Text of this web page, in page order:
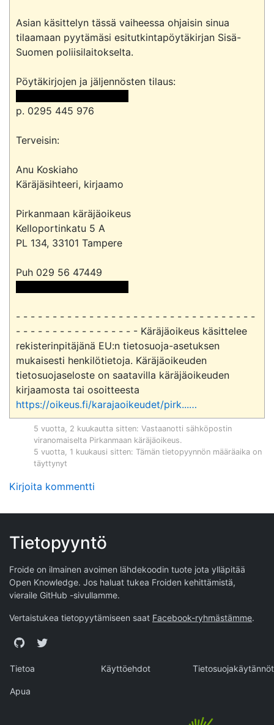
Asian käsittelyn tässä vaiheessa ohjaisin sinua
tilaamaan pyytämäsi esitutkintapöytäkirjan Sisä-
Suomen poliisilaitokselta.
p. 0295 445 976
Terveisin:
Anu Koskiaho
Käräjäsihteeri, kirjaamo
Pirkanmaan käräjäoikeus
Kelloportinkatu 5 A
PL 134, 33101 Tampere
- - - - - - - - - - - - - - - - - - - - - - - - - - - - - - - - -
- - - - - - - - - - - - - - - - - Käräjäoikeus käsittelee
rekisterinpitäjänä EU:n tietosuoja-asetuksen
mukaisesti henkilötietoja. Käräjäoikeuden
tietosuojaseloste on saatavilla käräjäoikeuden
https://oikeus.fi/karajaoikeudet/pirk...…
5 vuotta, 2 kuukautta sitten: Vastaanotti sähköpostin
viranomaiselta Pirkanmaan käräjäoikeus.
5 vuotta, 1 kuukausi sitten: Tämän tietopyynnön määräaika on
täyttynyt
Kirjoita kommentti
Tietopyyntö
Froide on ilmainen avoimen lähdekoodin tuote jota ylläpitää
Open Knowledge. Jos haluat tukea Froiden kehittämistä,
vieraile GitHub -sivullamme.
Vertaistukea tietopyytämiseen saat Facebook-ryhmästämme.
GitHubTwitter
Tietoa Käyttöehdot Tietosuojakäytännöt
Apua